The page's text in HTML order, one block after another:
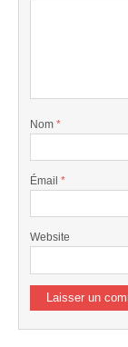
Nom *
Émail *
Website